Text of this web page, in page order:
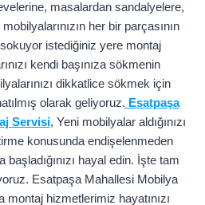
masalardan sandalyelere,
her bir parçasının
istediğiniz yere montaj
kendi başınıza sökmenin
dikkatlice sökmek için
olarak geliyoruz. Esatpaşa
Servisi, Yeni mobilyalar aldığınızı
konusunda endişelenmeden
hayal edin. İşte tam
Esatpaşa Mahallesi Mobilya
hizmetlerimiz hayatınızı